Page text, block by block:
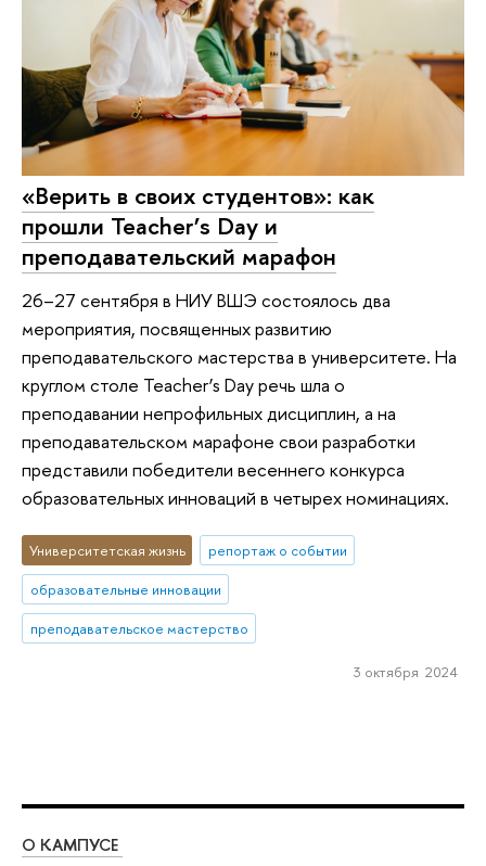
«Верить в своих студентов»: как
прошли Teacher’s Day и
преподавательский марафон
26–27 сентября в НИУ ВШЭ состоялось два
мероприятия, посвященных развитию
преподавательского мастерства в университете. На
круглом столе Teacher’s Day речь шла о
преподавании непрофильных дисциплин, а на
преподавательском марафоне свои разработки
представили победители весеннего конкурса
образовательных инноваций в четырех номинациях.
Университетская жизнь
репортаж о событии
образовательные инновации
преподавательское мастерство
3 октября 2024
О КАМПУСЕ